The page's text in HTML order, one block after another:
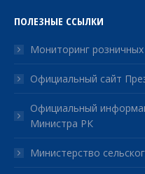
ПОЛЕЗНЫЕ ССЫЛКИ
Мониторинг
Официальный сайт
Официальный
Министра РК
Министерство